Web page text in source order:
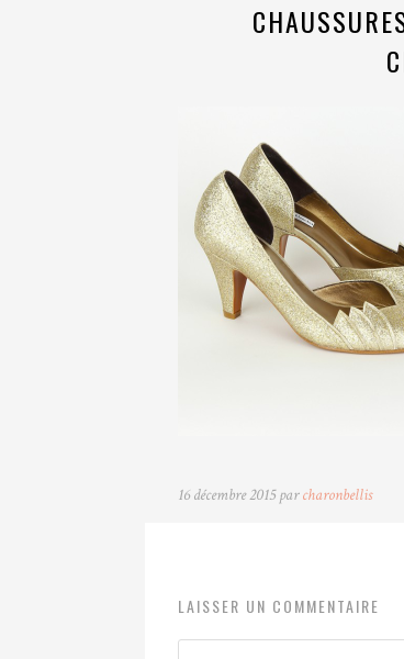
16 décembre 2015 parcharonbellis
LAISSER UN COMMENTAIRE